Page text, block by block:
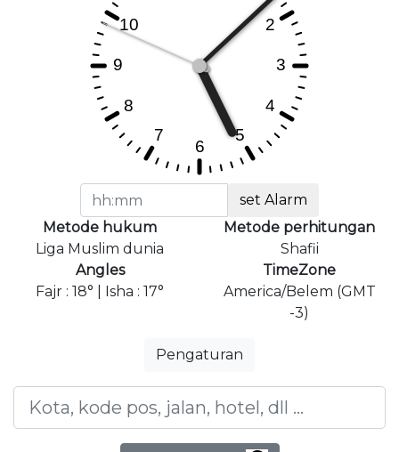
set Alarm
Metode hukum
Liga Muslim dunia
Metode perhitungan
Shafii
Angles
Fajr : 18° | Isha : 17°
TimeZone
America/Belem (GMT
-3)
Pengaturan